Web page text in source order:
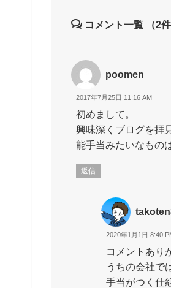
コメント一覧 （2件
poomen
2017年7月25日 11:16 AM
初めまして。
興味深くブログを拝
能手当みたいなもの
返信
2020年1月1日 8:40
コメントあり
うちの会社で
手当がつく仕